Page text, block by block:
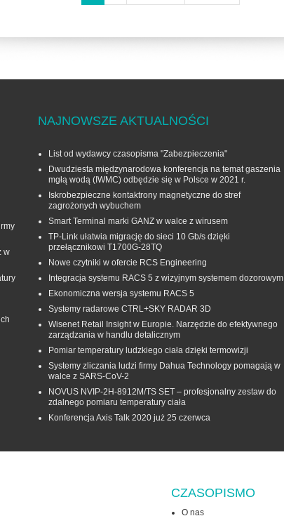
w
NAJNOWSZE AKTUALNOŚCI
List od wydawcy czasopisma "Zabezpieczenia"
Dwudziesta międzynarodowa konferencja na temat gaszenia
mgłą wodą (IWMC) odbędzie się w Polsce w 2021 r.
Iskrobezpieczne kontaktrony magnetyczne do stref
zagrożonych wybuchem
Smart Terminal marki GANZ w walce z wirusem
TP-Link ułatwia migrację do sieci 10 Gb/s dzięki
przełącznikowi T1700G‑28TQ
Nowe czytniki w ofercie RCS Engineering
Integracja systemu RACS 5 z wizyjnym systemem dozorowym
Ekonomiczna wersja systemu RACS 5
Systemy radarowe CTRL+SKY RADAR 3D
Wisenet Retail Insight w Europie. Narzędzie do efektywnego
zarządzania w handlu detalicznym
Pomiar temperatury ludzkiego ciała dzięki termowizji
Systemy zliczania ludzi firmy Dahua Technology pomagają w
walce z SARS-CoV-2
NOVUS NVIP-2H-8912M/TS SET – profesjonalny zestaw do
zdalnego pomiaru temperatury ciała
Konferencja Axis Talk 2020 już 25 czerwca
CZASOPISMO
O nas